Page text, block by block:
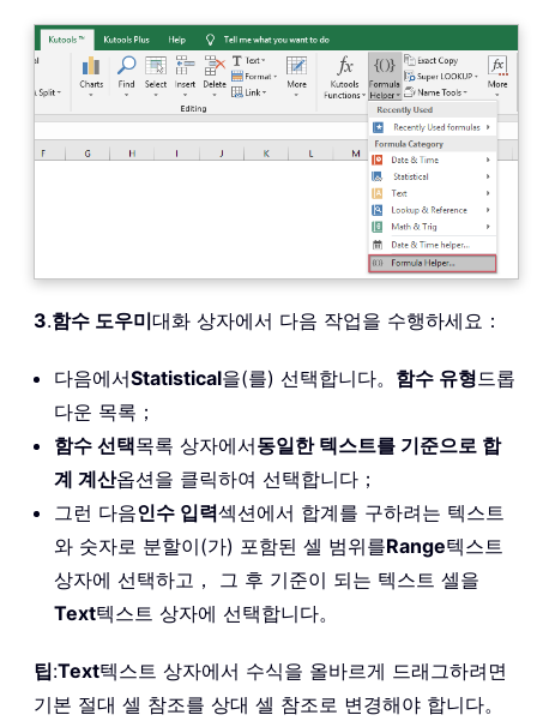
3.함수 도우미대화 상자에서 다음 작업을 수행하세요：
다음에서Statistical을(를) 선택합니다。 함수 유형드롭
다운 목록；
함수 선택목록 상자에서동일한 텍스트를 기준으로 합
계 계산옵션을 클릭하여 선택합니다；
그런 다음인수 입력섹션에서 합계를 구하려는 텍스트
와 숫자로 분할이(가) 포함된 셀 범위를Range텍스트
상자에 선택하고， 그 후 기준이 되는 텍스트 셀을
Text텍스트 상자에 선택합니다。
팁:Text텍스트 상자에서 수식을 올바르게 드래그하려면
기본 절대 셀 참조를 상대 셀 참조로 변경해야 합니다。